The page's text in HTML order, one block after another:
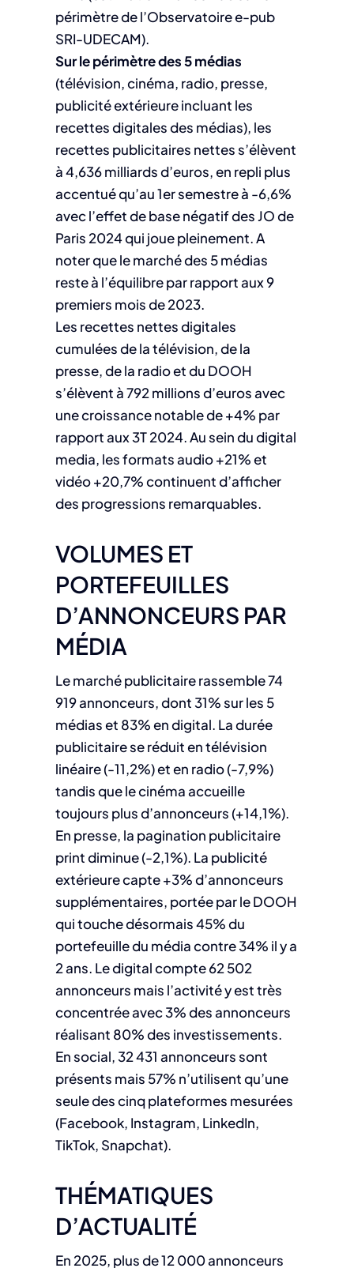
périmètre de l’Observatoire e-pub
SRI-UDECAM).
Sur le périmètre des 5 médias
(télévision, cinéma, radio, presse,
publicité extérieure incluant les
recettes digitales des médias), les
recettes publicitaires nettes s’élèvent
à 4,636 milliards d’euros, en repli plus
accentué qu’au 1er semestre à -6,6%
avec l’effet de base négatif des JO de
Paris 2024 qui joue pleinement. A
noter que le marché des 5 médias
reste à l’équilibre par rapport aux 9
premiers mois de 2023.
Les recettes nettes digitales
cumulées de la télévision, de la
presse, de la radio et du DOOH
s’élèvent à 792 millions d’euros avec
une croissance notable de +4% par
rapport aux 3T 2024. Au sein du digital
media, les formats audio +21% et
vidéo +20,7% continuent d’afficher
des progressions remarquables.
VOLUMES ET
PORTEFEUILLES
D’ANNONCEURS PAR
MÉDIA
Le marché publicitaire rassemble 74
919 annonceurs, dont 31% sur les 5
médias et 83% en digital. La durée
publicitaire se réduit en télévision
linéaire (-11,2%) et en radio (-7,9%)
tandis que le cinéma accueille
toujours plus d’annonceurs (+14,1%).
En presse, la pagination publicitaire
print diminue (-2,1%). La publicité
extérieure capte +3% d’annonceurs
supplémentaires, portée par le DOOH
qui touche désormais 45% du
portefeuille du média contre 34% il y a
2 ans. Le digital compte 62 502
annonceurs mais l’activité y est très
concentrée avec 3% des annonceurs
réalisant 80% des investissements.
En social, 32 431 annonceurs sont
présents mais 57% n’utilisent qu’une
seule des cinq plateformes mesurées
(Facebook, Instagram, LinkedIn,
TikTok, Snapchat).
THÉMATIQUES
D’ACTUALITÉ
En 2025, plus de 12 000 annonceurs